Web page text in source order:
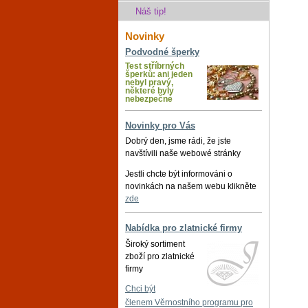
Náš tip!
Novinky
Podvodné šperky
Test stříbrných
šperků: ani jeden
nebyl pravý,
některé byly
nebezpečné
Novinky pro Vás
Dobrý den, jsme rádi, že jste
navštívili naše webowé stránky
Jestli chcte být informováni o
novinkách na našem webu klikněte
zde
Nabídka pro zlatnické firmy
Široký sortiment
zboží pro zlatnické
firmy
Chci být
členem Věrnostního programu pro